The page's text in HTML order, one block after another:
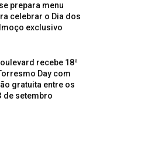
prepara menu
celebrar o Dia dos
exclusivo
recebe 18ª
Day com
gratuita entre os
de setembro